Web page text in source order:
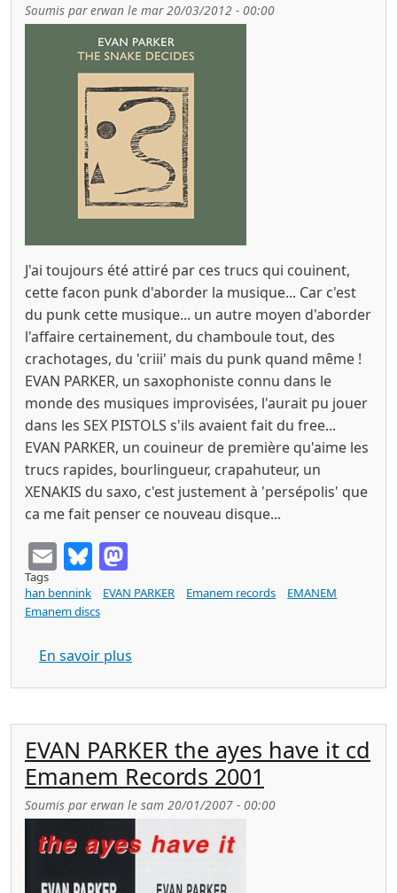
Soumis parerwan le mar 20/03/2012 - 00:00
J'ai toujours été attiré par ces trucs qui couinent,
cette facon punk d'aborder la musique... Car c'est
du punk cette musique... un autre moyen d'aborder
l'affaire certainement, du chamboule tout, des
crachotages, du 'criii' mais du punk quand même !
EVAN PARKER, un saxophoniste connu dans le
monde des musiques improvisées, l'aurait pu jouer
dans les SEX PISTOLS s'ils avaient fait du free...
EVAN PARKER, un couineur de première qu'aime les
trucs rapides, bourlingueur, crapahuteur, un
XENAKIS du saxo, c'est justement à 'persépolis' que
ca me fait penser ce nouveau disque...
EmailBluesky
Tags
han bennink
EVAN PARKER Emanem records
EMANEM
Emanem discs
En savoir plus
EVAN PARKER the ayes have it cd
Emanem Records 2001
Soumis parerwan le sam 20/01/2007 - 00:00